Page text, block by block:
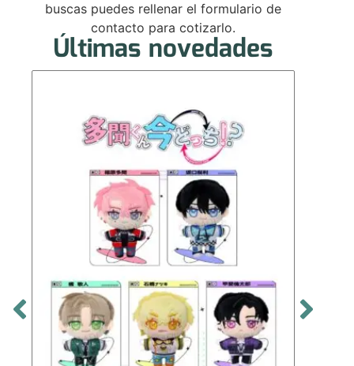
buscas puedes rellenar el formulario de
contacto para cotizarlo.
Últimas novedades